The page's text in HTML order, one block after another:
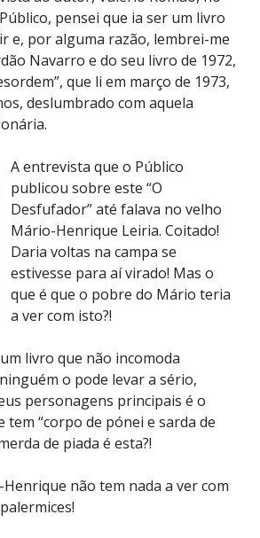
pensei que ia ser um livro
e, por alguma razão, lembrei-me
Navarro e do seu livro de 1972,
que li em março de 1973,
deslumbrado com aquela
A entrevista que o Público
publicou sobre este “O
Desfufador” até falava no velho
Mário-Henrique Leiria. Coitado!
Daria voltas na campa se
estivesse para aí virado! Mas o
que é que o pobre do Mário teria
a ver com isto?!
livro que não incomoda
o pode levar a sério,
personagens principais é o
tem “corpo de pónei e sarda de
de piada é esta?!
não tem nada a ver com